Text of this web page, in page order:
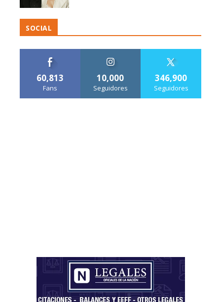
SOCIAL
60,813
Fans
10,000
Seguidores
346,900
Seguidores